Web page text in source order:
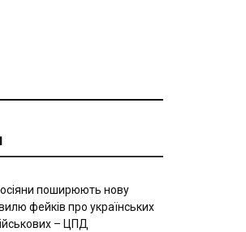
поширюють нову
фейків про українських
– ЦПД